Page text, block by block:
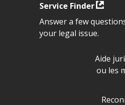
Service Finder
Answer a few
your legal issue.
Aide
ou les
Legal